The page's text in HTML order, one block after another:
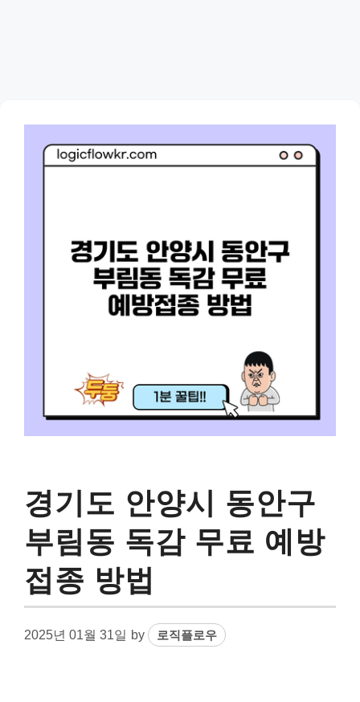
경기도 안양시 동안구
부림동 독감 무료 예방
접종 방법
2025년 01월 31일 by 로직플로우